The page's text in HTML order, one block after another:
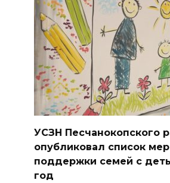
В Советском районе
из-за порыва на
ограничили подачу
06 августа 2026 14:33
Диспансеризация
06 августа 2026 14:30
Традиции семьи года
УСЗН Песчанокопского
опубликовал список мер
поддержки семей с
год